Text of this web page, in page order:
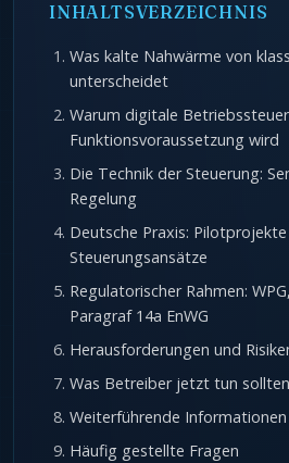
INHALTSVERZEICHNIS
Was kalte Nahwärme von
unterscheidet
Warum digitale
Funktionsvoraussetzung wird
Die Technik der Steuerung:
Regelung
Deutsche Praxis:
Steuerungsansätze
Regulatorischer Rahmen:
Paragraf 14a EnWG
Herausforderungen und
Was Betreiber jetzt tun sollten
Weiterführende Informationen
Häufig gestellte Fragen